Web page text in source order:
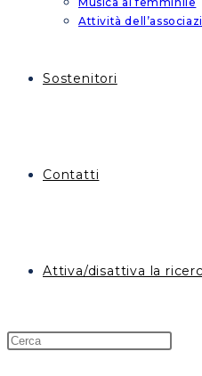
Attività
Sostenitori
Contatti
Attiva/disattiva la